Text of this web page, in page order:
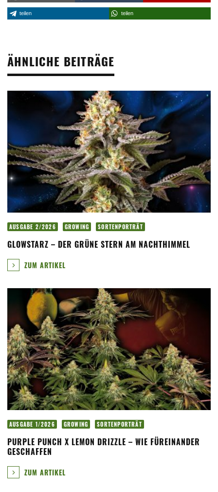
teilen teilen
ÄHNLICHE BEITRÄGE
AUSGABE 2/2026 GROWING SORTENPORTRÄT
GLOWSTARZ – DER GRÜNE STERN AM NACHTHIMMEL
ZUM ARTIKEL
AUSGABE 1/2026 GROWING SORTENPORTRÄT
PURPLE PUNCH X LEMON DRIZZLE – WIE FÜREINANDER
GESCHAFFEN
ZUM ARTIKEL